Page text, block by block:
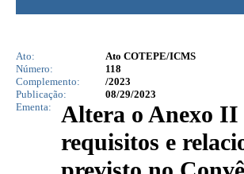
Ato:
Ato COTEPE/ICMS
Número:
118
Complemento:
/2023
Publicação:
08/29/2023
Ementa:
Altera o Anexo II
requisitos e